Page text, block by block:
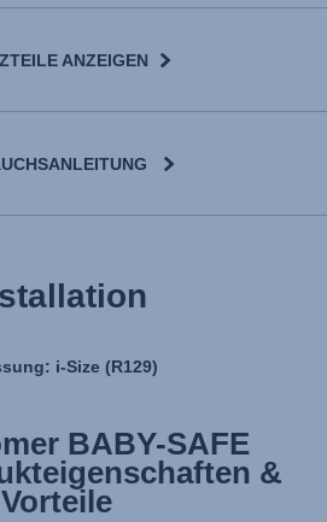
ANZEIGEN
i-Size (R129)
BABY-SAFE
&
Vorteile
BABY-SAFE
| Installation